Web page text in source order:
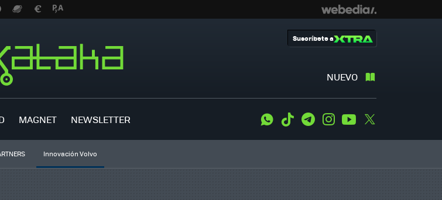
NUEVO
Suscríbete a
MAGNET NEWSLETTER WhatsApp
Tiktok TelegramInstagramYoutube
Innovación Volvo